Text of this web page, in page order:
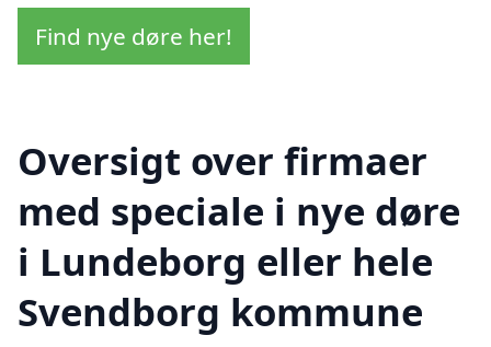
Find nye døre her!
Oversigt over firmaer
med speciale i nye døre
i Lundeborg eller hele
Svendborg kommune